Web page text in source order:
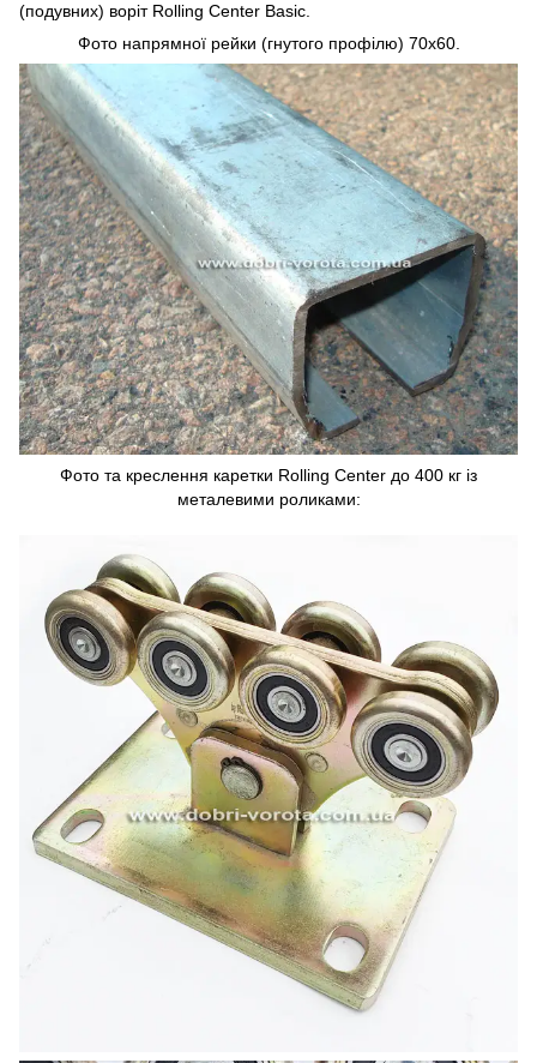
(подувних) воріт Rolling Center Basic.
Фото напрямної рейки (гнутого профілю) 70х60.
Фото та креслення каретки Rolling Center до 400 кг із
металевими роликами: